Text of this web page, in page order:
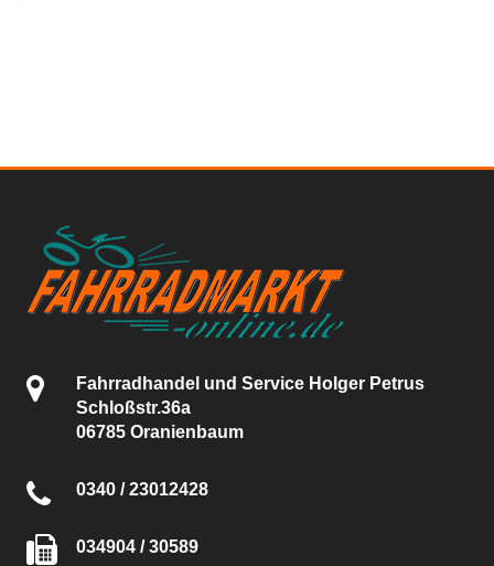
Fahrradhandel und Service Holger Petrus
Schloßstr.36a
06785 Oranienbaum
0340 / 23012428
034904 / 30589